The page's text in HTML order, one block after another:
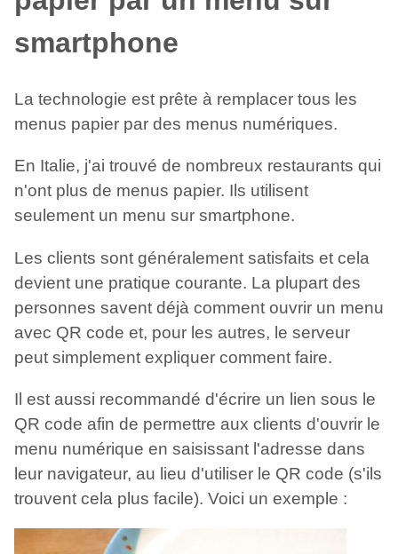
smartphone
La technologie est prête à remplacer tous les
menus papier par des menus numériques.
En Italie, j'ai trouvé de nombreux restaurants qui
n'ont plus de menus papier. Ils utilisent
seulement un menu sur smartphone.
Les clients sont généralement satisfaits et cela
devient une pratique courante. La plupart des
personnes savent déjà comment ouvrir un menu
avec QR code et, pour les autres, le serveur
peut simplement expliquer comment faire.
Il est aussi recommandé d'écrire un lien sous le
QR code afin de permettre aux clients d'ouvrir le
menu numérique en saisissant l'adresse dans
leur navigateur, au lieu d'utiliser le QR code (s'ils
trouvent cela plus facile). Voici un exemple :